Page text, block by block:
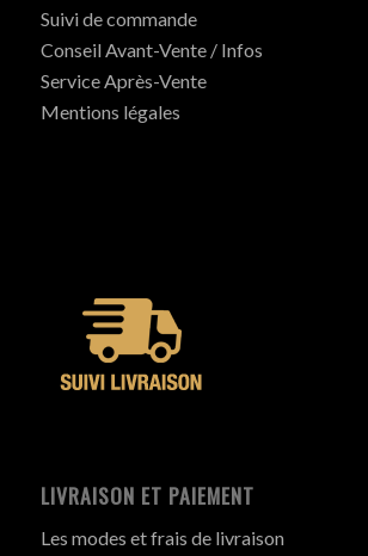
Suivi de commande
Conseil Avant-Vente / Infos
Service Après-Vente
Mentions légales
LIVRAISON ET PAIEMENT
Les modes et frais de livraison